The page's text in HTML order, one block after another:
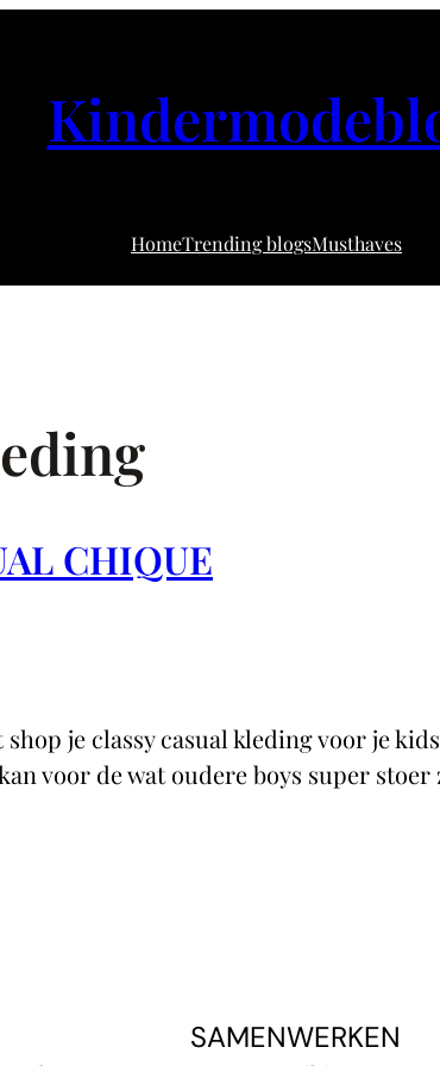
HomeTrending blogsMusthaves
CHIQUE
je classy casual kleding voor je
voor de wat oudere boys super
SAMENWERKEN